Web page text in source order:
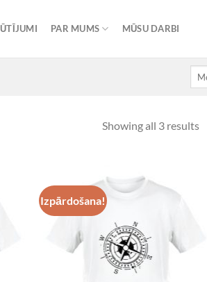
PAR MUMS MŪSU DARBI
Showing all 3 results
Izpārdošana!
Wishlist